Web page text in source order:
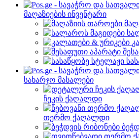
მაღაზიების ინვენტარი
სახარჯო მასალები
ჩეკის ქაღალდი
თერმო ქაღალდი